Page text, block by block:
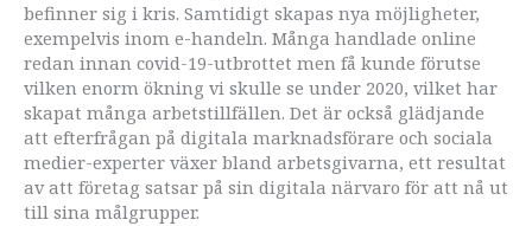
befinner sig i kris. Samtidigt skapas nya möjligheter,
exempelvis inom e-handeln. Många handlade online
redan innan covid-19-utbrottet men få kunde förutse
vilken enorm ökning vi skulle se under 2020, vilket har
skapat många arbetstillfällen. Det är också glädjande
att efterfrågan på digitala marknadsförare och sociala
medier-experter växer bland arbetsgivarna, ett resultat
av att företag satsar på sin digitala närvaro för att nå ut
till sina målgrupper.